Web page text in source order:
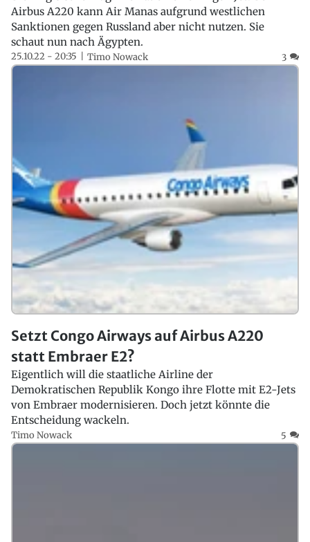
Airbus A220 kann Air Manas aufgrund westlichen
Sanktionen gegen Russland aber nicht nutzen. Sie
schaut nun nach Ägypten.
25.10.22 - 20:35 Timo Nowack 3
Setzt Congo Airways auf Airbus A220
statt Embraer E2?
Eigentlich will die staatliche Airline der
Demokratischen Republik Kongo ihre Flotte mit E2-Jets
von Embraer modernisieren. Doch jetzt könnte die
Entscheidung wackeln.
Timo Nowack 5